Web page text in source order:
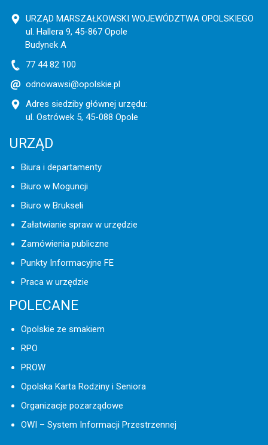
URZĄD MARSZAŁKOWSKI WOJEWÓDZTWA OPOLSKIEGO
ul. Hallera 9, 45-867 Opole
Budynek A
77 44 82 100
odnowawsi@opolskie.pl
Adres siedziby głównej urzędu:
ul. Ostrówek 5, 45-088 Opole
URZĄD
Biura i departamenty
Biuro w Moguncji
Biuro w Brukseli
Załatwianie spraw w urzędzie
Zamówienia publiczne
Punkty Informacyjne FE
Praca w urzędzie
POLECANE
Opolskie ze smakiem
RPO
PROW
Opolska Karta Rodziny i Seniora
Organizacje pozarządowe
OWI – System Informacji Przestrzennej